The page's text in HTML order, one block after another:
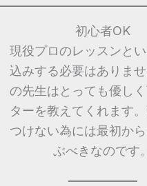
初心者OK
現役プロのレッスンと
込みする必要はありま
の先生はとっても優し
ターを教えてくれます
つけない為には最初か
ぶべきなのです。